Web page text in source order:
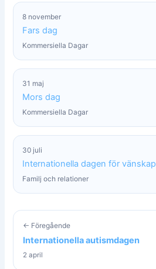
8 november
Fars dag
Kommersiella Dagar
31 maj
Mors dag
Kommersiella Dagar
30 juli
Internationella dagen för vänskap
Familj och relationer
← Föregående
Internationella autismdagen
2 april